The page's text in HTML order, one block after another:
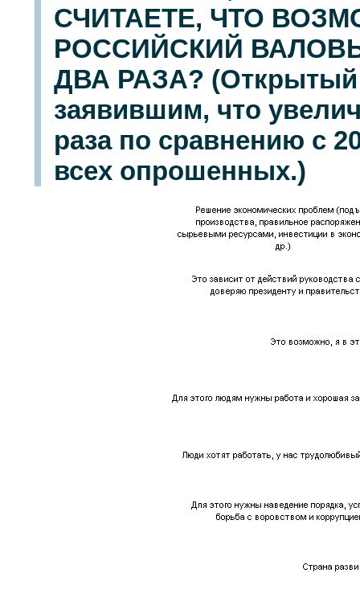
СЧИТАЕТЕ, ЧТО
РОССИЙСКИЙ
ДВА РАЗА? (Открытый
заявившим, что
раза по сравнению с
всех опрошенных.)